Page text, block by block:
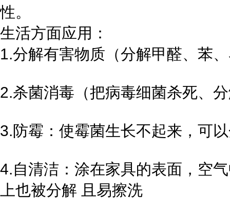
性。
生活方面应用：
1.分解有害物质（分解甲醛、苯
2.杀菌消毒（把病毒细菌杀死、
3.防霉：使霉菌生长不起来，可
4.自清洁：涂在家具的表面，空
上也被分解 且易擦洗